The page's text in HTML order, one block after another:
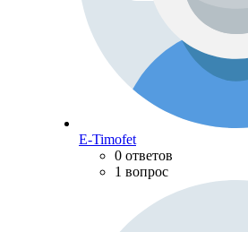
E-Timofet
0 ответов
1 вопрос